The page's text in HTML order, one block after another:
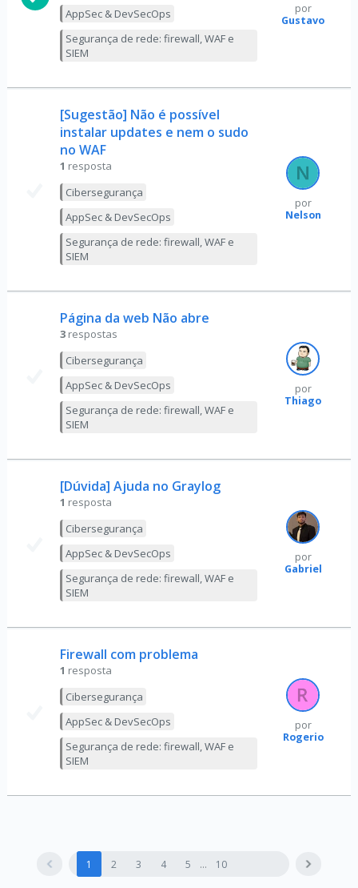
AppSec & DevSecOps
Segurança de rede: firewall, WAF e
SIEM
por
Gustavo
[Sugestão] Não é possível
instalar updates e nem o sudo
no WAF
1 resposta
Cibersegurança
AppSec & DevSecOps
Segurança de rede: firewall, WAF e
SIEM
por
Nelson
Página da web Não abre
3 respostas
Cibersegurança
AppSec & DevSecOps
Segurança de rede: firewall, WAF e
SIEM
por
Thiago
[Dúvida] Ajuda no Graylog
1 resposta
Cibersegurança
AppSec & DevSecOps
Segurança de rede: firewall, WAF e
SIEM
por
Gabriel
Firewall com problema
1 resposta
Cibersegurança
AppSec & DevSecOps
Segurança de rede: firewall, WAF e
SIEM
por
Rogerio
1 2 3 4 5 10